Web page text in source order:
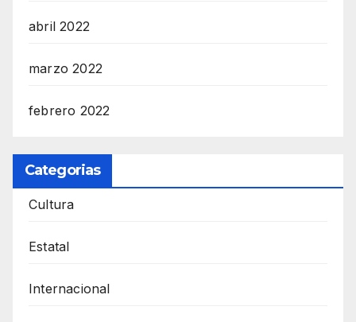
abril 2022
marzo 2022
febrero 2022
Categorias
Cultura
Estatal
Internacional